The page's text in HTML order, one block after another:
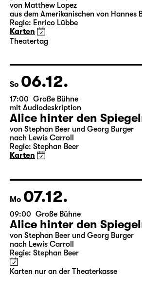
15:00 Große Bühne
Theatertag
Das Vermächtnis
(The Inheritance)
von Matthew Lopez
Theatertag
So 06.12.
17:00
Große Bühne
mit Audiodeskription
Alice hinter den Spiegeln
Karten
Mo 07.12.
09:00 Große Bühne
Alice hinter den Spiegeln
von Stephan Beer und Georg Burger